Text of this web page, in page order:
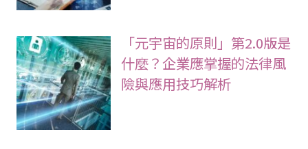
「元宇宙的原則」第2.0版是
什麼？企業應掌握的法律風
險與應用技巧解析